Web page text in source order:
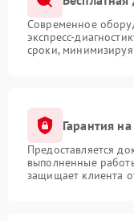
Современное
экспресс-
сроки,
Гарантия
Предоставляется
выполненные
защищает клиента